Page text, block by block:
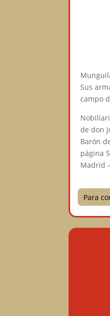
Sus
campo
de don
Barón
página
Madrid
Para